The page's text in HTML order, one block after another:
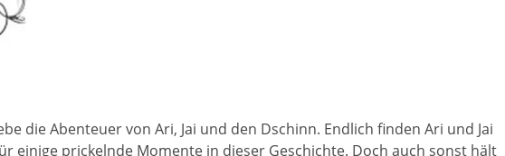
die Abenteuer von Ari, Jai und den Dschinn. Endlich finden Ari und Jai
einige prickelnde Momente in dieser Geschichte. Doch auch sonst hält